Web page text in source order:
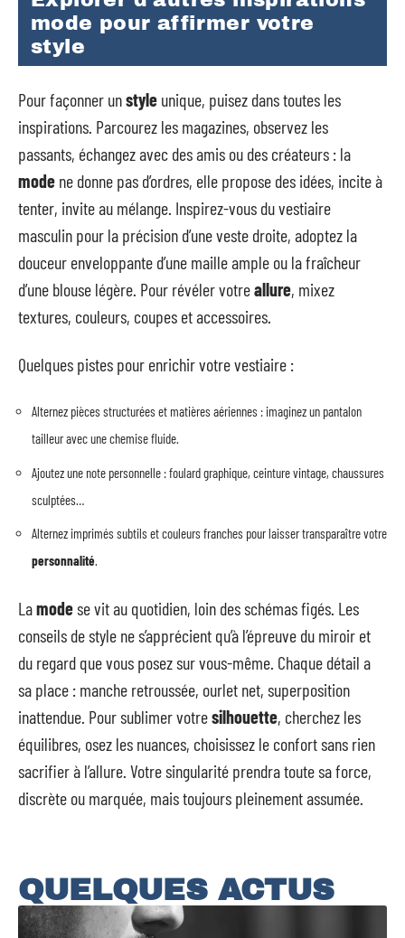
mode pour affirmer votre
style
Pour façonner unstyle unique, puisez dans toutes les
inspirations. Parcourez les magazines, observez les
passants, échangez avec des amis ou des créateurs : la
mode ne donne pas d’ordres, elle propose des idées, incite à
tenter, invite au mélange. Inspirez-vous du vestiaire
masculin pour la précision d’une veste droite, adoptez la
douceur enveloppante d’une maille ample ou la fraîcheur
d’une blouse légère. Pour révéler votreallure, mixez
textures, couleurs, coupes et accessoires.
Quelques pistes pour enrichir votre vestiaire :
Alternez pièces structurées et matières aériennes : imaginez un pantalon
tailleur avec une chemise fluide.
Ajoutez une note personnelle : foulard graphique, ceinture vintage, chaussures
sculptées…
Alternez imprimés subtils et couleurs franches pour laisser transparaître votre
personnalité.
Lamodese vit au quotidien, loin des schémas figés. Les
conseils de style ne s’apprécient qu’à l’épreuve du miroir et
du regard que vous posez sur vous-même. Chaque détail a
sa place : manche retroussée, ourlet net, superposition
inattendue. Pour sublimer votresilhouette, cherchez les
équilibres, osez les nuances, choisissez le confort sans rien
sacrifier à l’allure. Votre singularité prendra toute sa force,
discrète ou marquée, mais toujours pleinement assumée.
QUELQUES ACTUS